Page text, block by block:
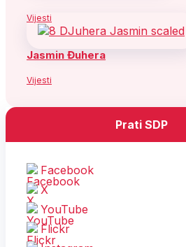
Vijesti
Jasmin Đuhera
Vijesti
Prati SDP
Facebook
X
YouTube
Flickr